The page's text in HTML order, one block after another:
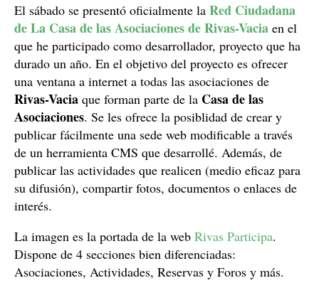
El sábado se presentó oficialmente la Red Ciudadana
de La Casa de las Asociaciones de Rivas-Vacia en el
que he participado como desarrollador, proyecto que ha
durado un año. En el objetivo del proyecto es ofrecer
una ventana a internet a todas las asociaciones de
Rivas-Vacia que forman parte de la Casa de las
Asociaciones. Se les ofrece la posiblidad de crear y
publicar fácilmente una sede web modificable a través
de un herramienta CMS que desarrollé. Además, de
publicar las actividades que realicen (medio eficaz para
su difusión), compartir fotos, documentos o enlaces de
interés.
La imagen es la portada de la web Rivas Participa.
Dispone de 4 secciones bien diferenciadas:
Asociaciones, Actividades, Reservas y Foros y más.